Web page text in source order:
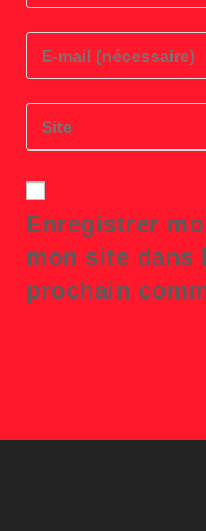
or
username
to
comment
Enter
your
address
comment
Saisir
l’URL
votre
site
(facultatif)
Enregistrer
mon site dans
prochain